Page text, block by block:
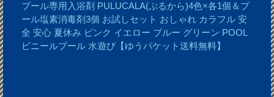
プール専用入浴剤 PULUCALA(ぷるから)4色×各1個＆プ
ール塩素消毒剤3個 お試しセット おしゃれ カラフル 安
全 安心 夏休み ピンク イエロー ブルー グリーン POOL
ビニールプール 水遊び【ゆうパケット送料無料】